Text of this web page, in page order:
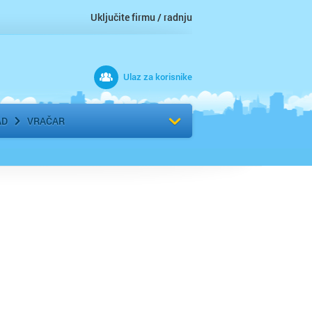
Uključite firmu / radnju
Ulaz za korisnike
VRAČAR